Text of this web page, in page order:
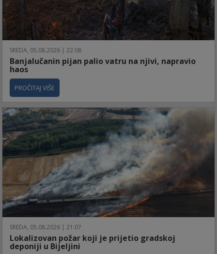
SREDA, 05.08.2026 | 22:08
Banjalučanin pijan palio vatru na njivi, napravio
haos
PROČITAJ VIŠE
SREDA, 05.08.2026 | 21:07
Lokalizovan požar koji je prijetio gradskoj
deponiji u Bijeljini